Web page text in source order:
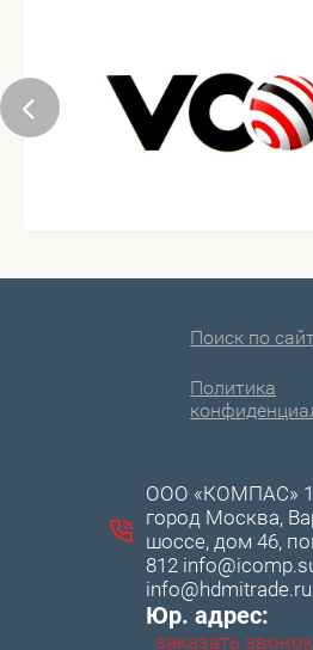
Поиск по
Политика
ООО «КОМПАС»
город Москва,
шоссе, дом 46,
812
info@hdmitrade.ru
Юр. адрес:
заказать звонок